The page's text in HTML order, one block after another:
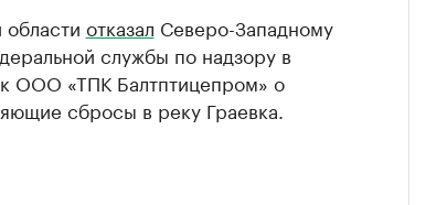
отказал Северо-Западному
службы по надзору в
ООО «ТПК Балтптицепром» о
сбросы в реку Граевка.